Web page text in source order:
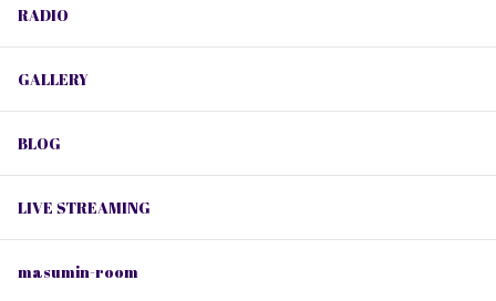
RADIO
GALLERY
BLOG
LIVE STREAMING
masumin-room